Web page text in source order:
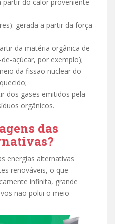
gerada a partir da força
da matéria orgânica de
açúcar, por exemplo);
da fissão nuclear do
dos gases emitidos pela
orgânicos.
das
energias alternativas
renováveis, o que
infinita, grande
não polui o meio